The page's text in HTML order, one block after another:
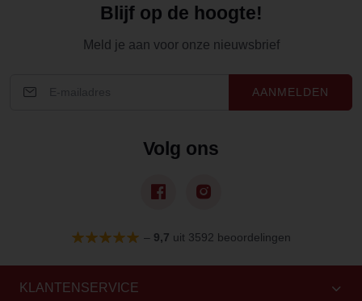
Blijf op de hoogte!
Meld je aan voor onze nieuwsbrief
AANMELDEN
Volg ons
– 9,7 uit 3592 beoordelingen
KLANTENSERVICE